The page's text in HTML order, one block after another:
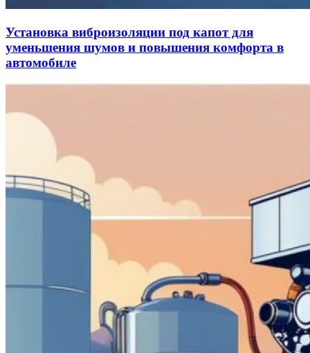
Установка виброизоляции под капот для
уменьшения шумов и повышения комфорта в
автомобиле